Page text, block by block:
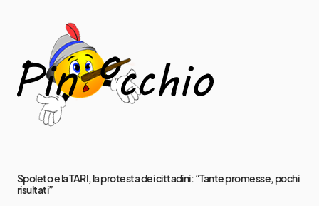
Spoleto e la TARI, la protesta dei cittadini: “Tante promesse, pochi
risultati”